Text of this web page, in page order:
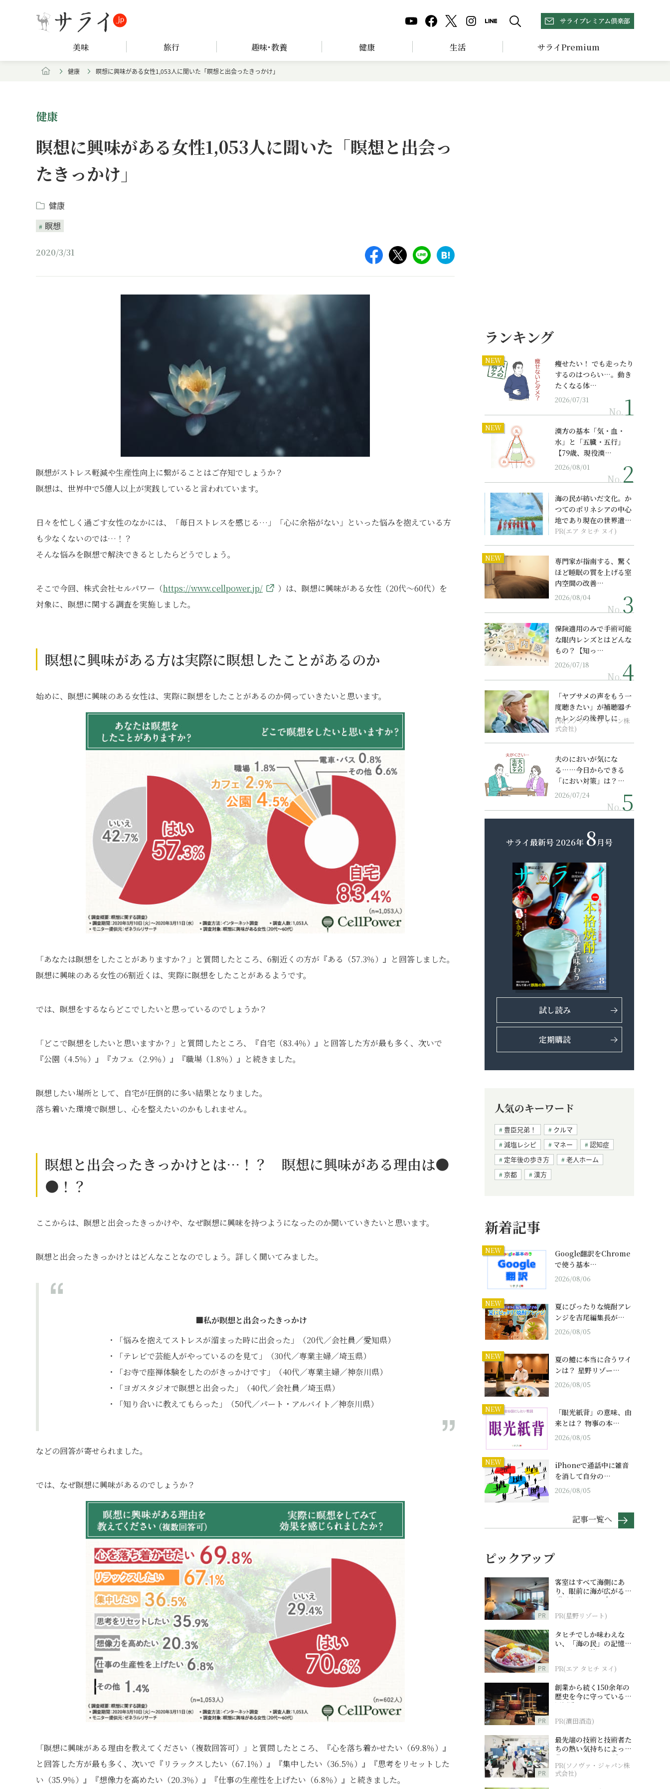
サライプレミアム倶楽部
美味 旅行 趣味･教養 健康 生活 サライPremium
健康 瞑想に興味がある女性1,053人に聞いた「瞑想と出会ったきっかけ」
健康
瞑想に興味がある女性1,053人に聞いた「瞑想と出会っ
たきっかけ」
健康
瞑想
2020/3/31
瞑想がストレス軽減や生産性向上に繋がることはご存知でしょうか？
瞑想は、世界中で5億人以上が実践していると言われています。
日々を忙しく過ごす女性のなかには、「毎日ストレスを感じる…」「心に余裕がない」といった悩みを抱えている方
も少なくないのでは…！？
そんな悩みを瞑想で解決できるとしたらどうでしょう。
そこで今回、株式会社セルパワー（https://www.cellpower.jp/
）は、瞑想に興味がある女性（20代～60代）を
対象に、瞑想に関する調査を実施しました。
瞑想に興味がある方は実際に瞑想したことがあるのか
始めに、瞑想に興味のある女性は、実際に瞑想をしたことがあるのか伺っていきたいと思います。
「あなたは瞑想をしたことがありますか？」と質問したところ、6割近くの方が『ある（57.3％）』と回答しました。
瞑想に興味のある女性の6割近くは、実際に瞑想をしたことがあるようです。
では、瞑想をするならどこでしたいと思っているのでしょうか？
「どこで瞑想をしたいと思いますか？」と質問したところ、『自宅（83.4％）』と回答した方が最も多く、次いで
『公園（4.5％）』『カフェ（2.9％）』『職場（1.8％）』と続きました。
瞑想したい場所として、自宅が圧倒的に多い結果となりました。
落ち着いた環境で瞑想し、心を整えたいのかもしれません。
瞑想と出会ったきっかけとは…！？ 瞑想に興味がある理由は●
●！？
ここからは、瞑想と出会ったきっかけや、なぜ瞑想に興味を持つようになったのか聞いていきたいと思います。
瞑想と出会ったきっかけとはどんなことなのでしょう。詳しく聞いてみました。
■私が瞑想と出会ったきっかけ
・「悩みを抱えてストレスが溜まった時に出会った」（20代／会社員／愛知県）
・「テレビで芸能人がやっているのを見て」（30代／専業主婦／埼玉県）
・「お寺で座禅体験をしたのがきっかけです」（40代／専業主婦／神奈川県）
・「ヨガスタジオで瞑想と出会った」（40代／会社員／埼玉県）
・「知り合いに教えてもらった」（50代／パート・アルバイト／神奈川県）
などの回答が寄せられました。
では、なぜ瞑想に興味があるのでしょうか？
「瞑想に興味がある理由を教えてください（複数回答可）」と質問したところ、『心を落ち着かせたい（69.8％）』
と回答した方が最も多く、次いで『リラックスしたい（67.1％）』『集中したい（36.5％）』『思考をリセットした
い（35.9％）』『想像力を高めたい（20.3％）』『仕事の生産性を上げたい（6.8％）』と続きました。
ランキング
NEW
痩せたい！ でも走ったり
するのはつらい…。動き
たくなる体…
2026/07/31
No.
NEW
漢方の基本「気・血・
水」と「五臓・五行」
【79歳、現役漢…
2026/08/01
No.
海の民が紡いだ文化。か
つてのポリネシアの中心
地であり現在の世界遺産
からみえてくる...
PR(エア タヒチ ヌイ)
NEW
専門家が指南する、驚く
ほど睡眠の質を上げる室
内空間の改善…
2026/08/04
No.
保険適用のみで手術可能
な眼内レンズとはどんな
もの？【知っ…
2026/07/18
No.
「ヤブサメの声をもう一
度聴きたい」が補聴器チ
ャレンジの後押しに
PR(ソノヴァ・ジャパン株
式会社)
夫のにおいが気にな
る……今日からできる
「におい対策」は？…
2026/07/24
No.
サライ最新号 2026年 8月号
試し読み
定期購読
人気のキーワード
豊臣兄弟！
クルマ
減塩レシピ
マネー
認知症
定年後の歩き方
老人ホーム
京都
漢方
新着記事
NEW
Google翻訳をChrome
で使う基本…
2026/08/06
NEW
夏にぴったりな焼酎アレ
ンジを吉尾編集長が…
2026/08/05
NEW
夏の鱧に本当に合うワイ
ンは？ 星野リゾー…
2026/08/05
NEW
「眼光紙背」の意味、由
来とは？ 物事の本…
2026/08/05
NEW
iPhoneで通話中に雑音
を消して自分の…
2026/08/05
記事一覧へ
ピックアップ
PR
客室はすべて海側にあ
り、眼前に海が広がる
『西表島ホテル by 星野
PR(星野リゾート)
PR
タヒチでしか味わえな
い、「海の民」の記憶へ
とつながる旅
PR(エア タヒチ ヌイ)
PR
創業から続く150余年の
歴史を今に守っている濵
田酒造
PR(濵田酒造)
PR
最先端の技術と技術者た
ちの熱い気持ちによって
作られているオーダーメ
イド補聴器
PR(ソノヴァ・ジャパン株
式会社)